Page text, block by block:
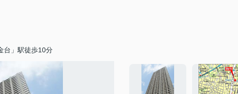
台」駅徒歩10分